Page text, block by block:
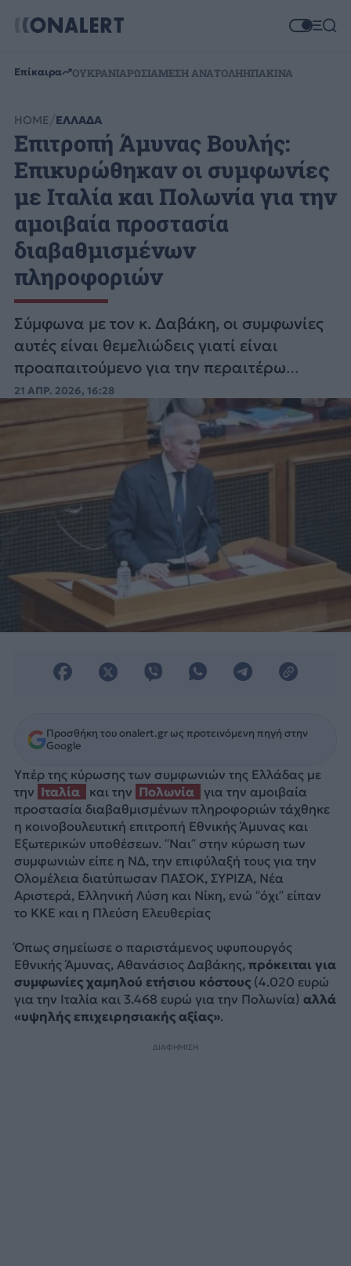
Επίκαιρα ΟΥΚΡΑΝΙΑΡΩΣΙΑΜΕΣΗ ΑΝΑΤΟΛΗΗΠΑΚΙΝΑ
HOME ΕΛΛΑΔΑ
Επιτροπή Άμυνας Βουλής:
Επικυρώθηκαν οι συμφωνίες
με Ιταλία και Πολωνία για την
αμοιβαία προστασία
διαβαθμισμένων
πληροφοριών
Σύμφωνα με τον κ. Δαβάκη, οι συμφωνίες
αυτές είναι θεμελιώδεις γιατί είναι
προαπαιτούμενο για την περαιτέρω
εμβάθυνση της αμυντικής συνεργασίας με
τις συγκεκριμένες χώρες.
21 ΑΠΡ. 2026, 16:28
Προσθήκη του onalert.gr ως προτεινόμενη πηγή στην
Google
Υπέρ της κύρωσης των συμφωνιών της Ελλάδας με
την Ιταλία και την Πολωνία
για την αμοιβαία
προστασία διαβαθμισμένων πληροφοριών τάχθηκε
η κοινοβουλευτική επιτροπή Εθνικής Άμυνας και
Εξωτερικών υποθέσεων. “Ναι” στην κύρωση των
συμφωνιών είπε η ΝΔ, την επιφύλαξή τους για την
Ολομέλεια διατύπωσαν ΠΑΣΟΚ, ΣΥΡΙΖΑ, Νέα
Αριστερά, Ελληνική Λύση και Νίκη, ενώ “όχι” είπαν
το ΚΚΕ και η Πλεύση Ελευθερίας
Όπως σημείωσε ο παριστάμενος υφυπουργός
Εθνικής Άμυνας, Αθανάσιος Δαβάκης, πρόκειται για
συμφωνίες χαμηλού ετήσιου κόστους(4.020 ευρώ
για την Ιταλία και 3.468 ευρώ για την Πολωνία) αλλά
«υψηλής επιχειρησιακής αξίας».
ΔΙΑΦΗΜΙΣΗ